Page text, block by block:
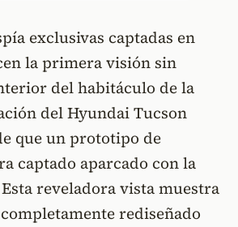
exclusivas captadas en
la primera visión sin
del habitáculo de la
del Hyundai Tucson
que un prototipo de
captado aparcado con la
reveladora vista muestra
rediseñado